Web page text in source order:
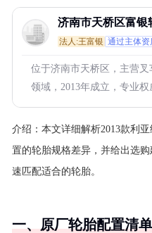
济南市天桥区富银
法人:王富银 通过主体资
位于济南市天桥区，主营
领域，2013年成立，专业
介绍： 本文详细解析2013款利
置的轮胎规格差异，并给出选
速匹配适合的轮胎。
一、原厂轮胎配置清单